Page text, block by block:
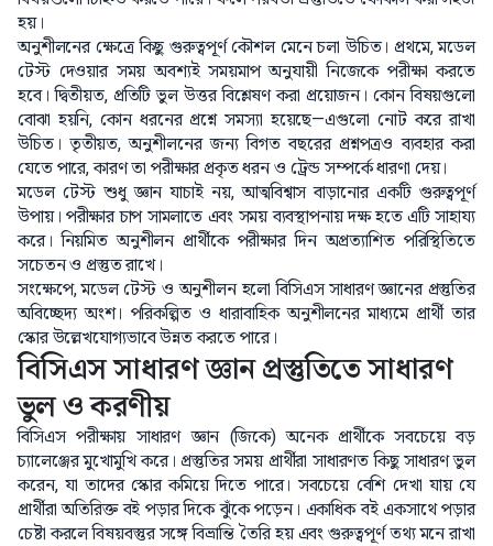
হয়।
অনুশীলনের ক্ষেত্রে কিছু গুরুত্বপূর্ণ কৌশল মেনে চলা উচিত। প্রথমে, মডেল
টেস্ট দেওয়ার সময় অবশ্যই সময়মাপ অনুযায়ী নিজেকে পরীক্ষা করতে
হবে। দ্বিতীয়ত, প্রতিটি ভুল উত্তর বিশ্লেষণ করা প্রয়োজন। কোন বিষয়গুলো
বোঝা হয়নি, কোন ধরনের প্রশ্নে সমস্যা হয়েছে—এগুলো নোট করে রাখা
উচিত। তৃতীয়ত, অনুশীলনের জন্য বিগত বছরের প্রশ্নপত্রও ব্যবহার করা
যেতে পারে, কারণ তা পরীক্ষার প্রকৃত ধরন ও ট্রেন্ড সম্পর্কে ধারণা দেয়।
মডেল টেস্ট শুধু জ্ঞান যাচাই নয়, আত্মবিশ্বাস বাড়ানোর একটি গুরুত্বপূর্ণ
উপায়। পরীক্ষার চাপ সামলাতে এবং সময় ব্যবস্থাপনায় দক্ষ হতে এটি সাহায্য
করে। নিয়মিত অনুশীলন প্রার্থীকে পরীক্ষার দিন অপ্রত্যাশিত পরিস্থিতিতে
সচেতন ও প্রস্তুত রাখে।
সংক্ষেপে, মডেল টেস্ট ও অনুশীলন হলো বিসিএস সাধারণ জ্ঞানের প্রস্তুতির
অবিচ্ছেদ্য অংশ। পরিকল্পিত ও ধারাবাহিক অনুশীলনের মাধ্যমে প্রার্থী তার
স্কোর উল্লেখযোগ্যভাবে উন্নত করতে পারে।
বিসিএস সাধারণ জ্ঞান প্রস্তুতিতে সাধারণ
ভুল ও করণীয়
বিসিএস পরীক্ষায় সাধারণ জ্ঞান (জিকে) অনেক প্রার্থীকে সবচেয়ে বড়
চ্যালেঞ্জের মুখোমুখি করে। প্রস্তুতির সময় প্রার্থীরা সাধারণত কিছু সাধারণ ভুল
করেন, যা তাদের স্কোর কমিয়ে দিতে পারে। সবচেয়ে বেশি দেখা যায় যে
প্রার্থীরা অতিরিক্ত বই পড়ার দিকে ঝুঁকে পড়েন। একাধিক বই একসাথে পড়ার
চেষ্টা করলে বিষয়বস্তুর সঙ্গে বিভ্রান্তি তৈরি হয় এবং গুরুত্বপূর্ণ তথ্য মনে রাখা